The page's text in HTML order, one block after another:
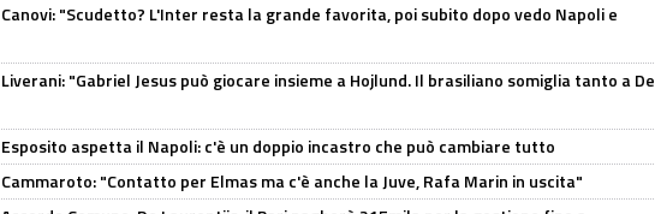
Canovi: "Scudetto? L'Inter resta la grande favorita, poi subito dopo vedo Napoli e
Liverani: "Gabriel Jesus può giocare insieme a Hojlund. Il brasiliano somiglia tanto a De
Esposito aspetta il Napoli: c'è un doppio incastro che può cambiare tutto
Cammaroto: "Contatto per Elmas ma c'è anche la Juve, Rafa Marin in uscita"